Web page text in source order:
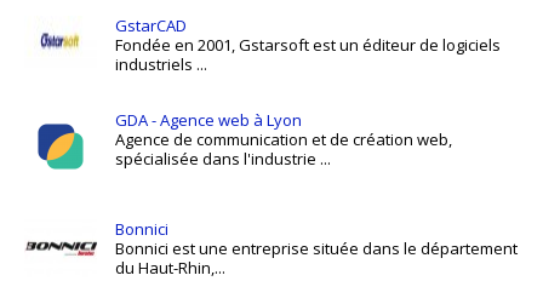
GstarCAD
Fondée en 2001, Gstarsoft est un éditeur de logiciels
industriels ...
GDA - Agence web à Lyon
Agence de communication et de création web,
spécialisée dans l'industrie ...
Bonnici
Bonnici est une entreprise située dans le département
du Haut-Rhin,...